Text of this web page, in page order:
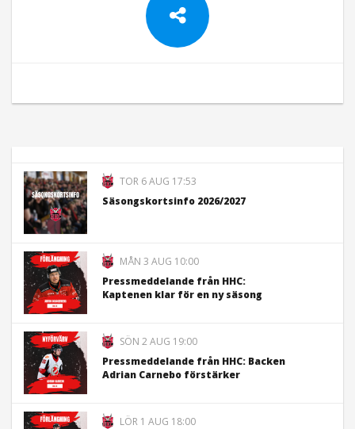
TOR 6 AUG 17:53
Säsongskortsinfo 2026/2027
MÅN 3 AUG 10:00
Pressmeddelande från HHC:
Kaptenen klar för en ny säsong
SÖN 2 AUG 19:00
Pressmeddelande från HHC: Backen
Adrian Carnebo förstärker
LÖR 1 AUG 18:00